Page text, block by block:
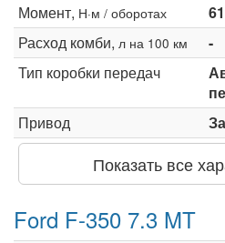
Момент, Н·м / оборотах
Расход комби, л на 100 км
-
Тип коробки передач
Привод
Показать все
Ford F-350 7.3 MT